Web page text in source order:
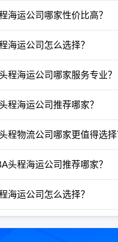
海运公司哪家性价比高？
海运公司怎么选择？
程海运公司哪家服务专业？
程海运公司推荐哪家？
程物流公司哪家更值得选择
头程海运公司推荐哪家？
海运公司怎么选择？